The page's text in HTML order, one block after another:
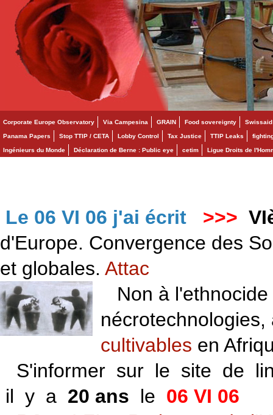
Corporate Europe Observatory Via Campesina GRAIN Food sovereignty Swissaid
Panama Papers Stop TTIP / CETA Lobby Control Tax Justice TTIP Leaks
Ingénieurs du Monde Déclaration de Berne : Public eye cetim Ligue Droits de
Le 06 VI 06 j'ai écrit >>>
d'Europe. Convergence des
et globales. Attac
Non à l'ethnocide
cultivables en
S'informer sur le site de
il y a 20 ans le 06 VI 06